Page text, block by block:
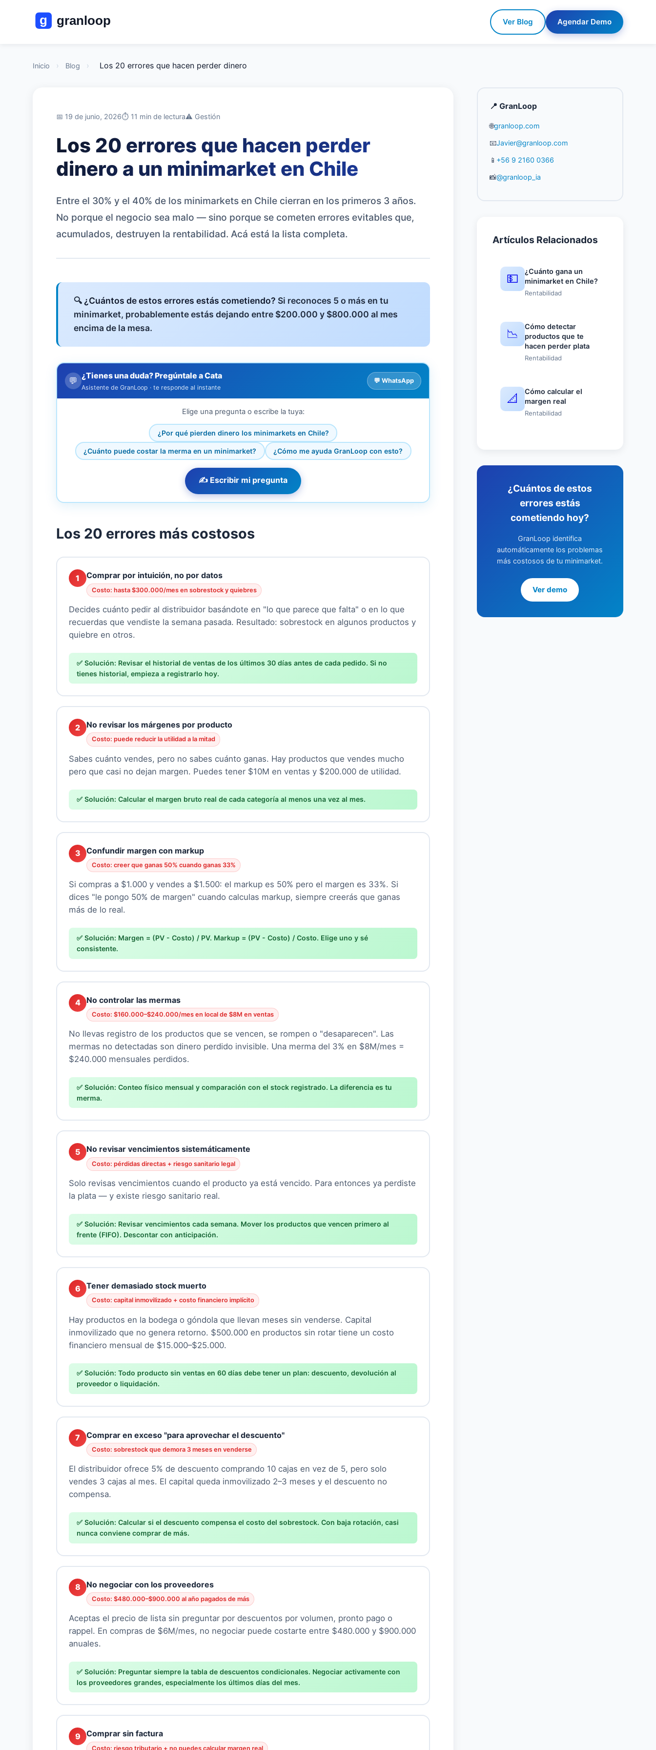
Ver Blog Agendar Demo
Inicio › Blog › Los 20 errores que hacen perder dinero
📅 19 de junio, 2026⏱️ 11 min de lectura⚠️ Gestión
Los 20 errores que hacen perder
dinero a un minimarket en Chile
Entre el 30% y el 40% de los minimarkets en Chile cierran en los primeros 3 años.
No porque el negocio sea malo — sino porque se cometen errores evitables que,
acumulados, destruyen la rentabilidad. Acá está la lista completa.
🔍 ¿Cuántos de estos errores estás cometiendo? Si reconoces 5 o más en tu
minimarket, probablemente estás dejando entre $200.000 y $800.000 al mes
encima de la mesa.
💬 ¿Tienes una duda? Pregúntale a Cata
Asistente de GranLoop · te responde al instante
💬 WhatsApp
Elige una pregunta o escribe la tuya:
¿Por qué pierden dinero los minimarkets en Chile?
¿Cuánto puede costar la merma en un minimarket? ¿Cómo me ayuda GranLoop con esto?
✍️ Escribir mi pregunta
Los 20 errores más costosos
1 Comprar por intuición, no por datos
Costo: hasta $300.000/mes en sobrestock y quiebres
Decides cuánto pedir al distribuidor basándote en "lo que parece que falta" o en lo que
recuerdas que vendiste la semana pasada. Resultado: sobrestock en algunos productos y
quiebre en otros.
Revisar el historial de ventas de los últimos 30 días antes de cada pedido. Si no
tienes historial, empieza a registrarlo hoy.
2 No revisar los márgenes por producto
Costo: puede reducir la utilidad a la mitad
Sabes cuánto vendes, pero no sabes cuánto ganas. Hay productos que vendes mucho
pero que casi no dejan margen. Puedes tener $10M en ventas y $200.000 de utilidad.
Calcular el margen bruto real de cada categoría al menos una vez al mes.
3 Confundir margen con markup
Costo: creer que ganas 50% cuando ganas 33%
Si compras a $1.000 y vendes a $1.500: el markup es 50% pero el margen es 33%. Si
dices "le pongo 50% de margen" cuando calculas markup, siempre creerás que ganas
más de lo real.
Margen = (PV - Costo) / PV. Markup = (PV - Costo) / Costo. Elige uno y sé
consistente.
4 No controlar las mermas
Costo: $160.000–$240.000/mes en local de $8M en ventas
No llevas registro de los productos que se vencen, se rompen o "desaparecen". Las
mermas no detectadas son dinero perdido invisible. Una merma del 3% en $8M/mes =
$240.000 mensuales perdidos.
Conteo físico mensual y comparación con el stock registrado. La diferencia es tu
merma.
5 No revisar vencimientos sistemáticamente
Costo: pérdidas directas + riesgo sanitario legal
Solo revisas vencimientos cuando el producto ya está vencido. Para entonces ya perdiste
la plata — y existe riesgo sanitario real.
Revisar vencimientos cada semana. Mover los productos que vencen primero al
frente (FIFO). Descontar con anticipación.
6 Tener demasiado stock muerto
Costo: capital inmovilizado + costo financiero implícito
Hay productos en la bodega o góndola que llevan meses sin venderse. Capital
inmovilizado que no genera retorno. $500.000 en productos sin rotar tiene un costo
financiero mensual de $15.000–$25.000.
Todo producto sin ventas en 60 días debe tener un plan: descuento, devolución al
proveedor o liquidación.
7 Comprar en exceso "para aprovechar el descuento"
Costo: sobrestock que demora 3 meses en venderse
El distribuidor ofrece 5% de descuento comprando 10 cajas en vez de 5, pero solo
vendes 3 cajas al mes. El capital queda inmovilizado 2–3 meses y el descuento no
compensa.
Calcular si el descuento compensa el costo del sobrestock. Con baja rotación, casi
nunca conviene comprar de más.
8 No negociar con los proveedores
Costo: $480.000–$900.000 al año pagados de más
Aceptas el precio de lista sin preguntar por descuentos por volumen, pronto pago o
rappel. En compras de $6M/mes, no negociar puede costarte entre $480.000 y $900.000
anuales.
Preguntar siempre la tabla de descuentos condicionales. Negociar activamente con
los proveedores grandes, especialmente los últimos días del mes.
9 Comprar sin factura
Costo: riesgo tributario + no puedes calcular margen real
📍 GranLoop
🌐granloop.com
📧Javier@granloop.com
📱 +56 9 2160 0366
📸@granloop_ia
Artículos Relacionados
💵
¿Cuánto gana un
minimarket en Chile?
Rentabilidad
📉
Cómo detectar
productos que te
hacen perder plata
Rentabilidad
📐
Cómo calcular el
margen real
Rentabilidad
¿Cuántos de estos
errores estás
cometiendo hoy?
GranLoop identifica
automáticamente los problemas
más costosos de tu minimarket.
Ver demo